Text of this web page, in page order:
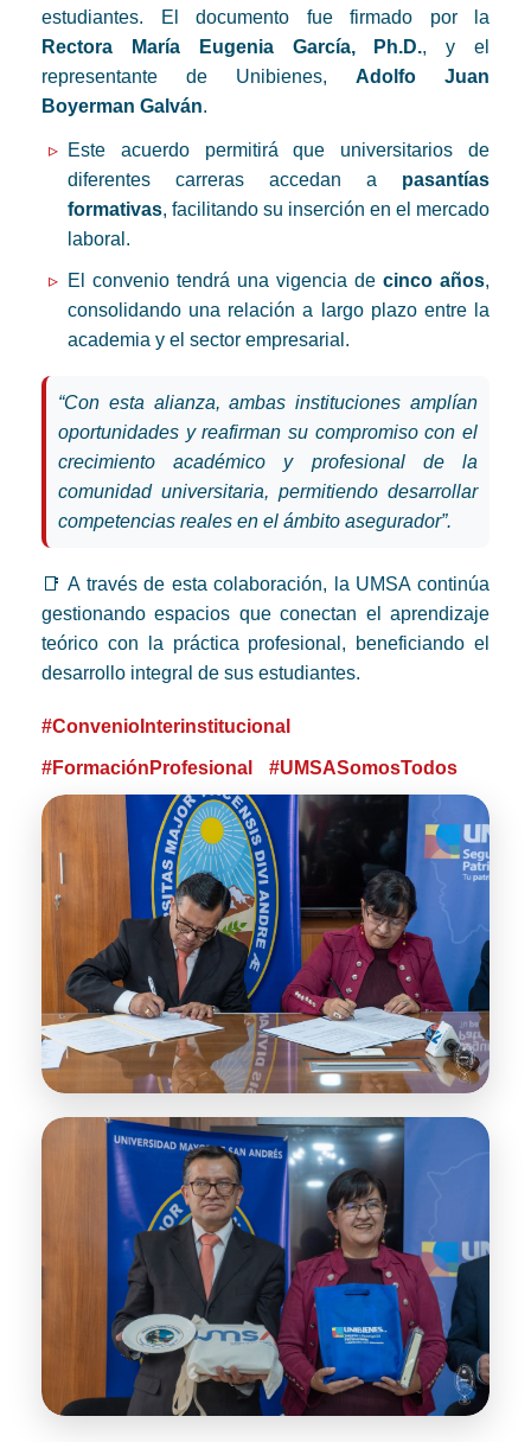
estudiantes. El documento fue firmado por la
Rectora María Eugenia García, Ph.D., y el
representante de Unibienes, Adolfo Juan
Boyerman Galván.
Este acuerdo permitirá que universitarios de
diferentes carreras accedan a pasantías
formativas, facilitando su inserción en el mercado
laboral.
El convenio tendrá una vigencia de cinco años,
consolidando una relación a largo plazo entre la
academia y el sector empresarial.
“Con esta alianza, ambas instituciones amplían
oportunidades y reafirman su compromiso con el
crecimiento académico y profesional de la
comunidad universitaria, permitiendo desarrollar
competencias reales en el ámbito asegurador”.
📑 A través de esta colaboración, la UMSA continúa
gestionando espacios que conectan el aprendizaje
teórico con la práctica profesional, beneficiando el
desarrollo integral de sus estudiantes.
#ConvenioInterinstitucional
#FormaciónProfesional #UMSASomosTodos